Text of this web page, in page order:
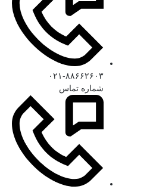
۰۲۱-۸۸۶۶۲۶۰۳
شماره تماس